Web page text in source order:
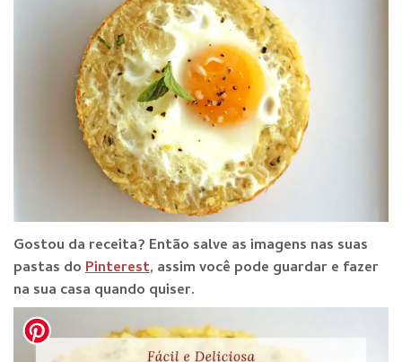
Gostou da receita? Então salve as imagens nas suas
pastas doPinterest, assim você pode guardar e fazer
na sua casa quando quiser.